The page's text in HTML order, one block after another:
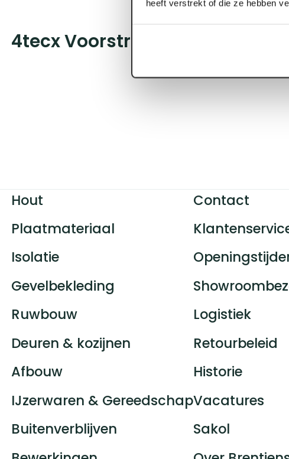
heeft verstrekt of die ze hebben
4tecx Voorstrijk wit dekkend 5ltr
Hout
Plaatmateriaal
Isolatie
Gevelbekleding
Ruwbouw
Deuren & kozijnen
Afbouw
IJzerwaren & Gereedschap
Buitenverblijven
Contact
Logistiek
Retourbeleid
Historie
Vacatures
Sakol